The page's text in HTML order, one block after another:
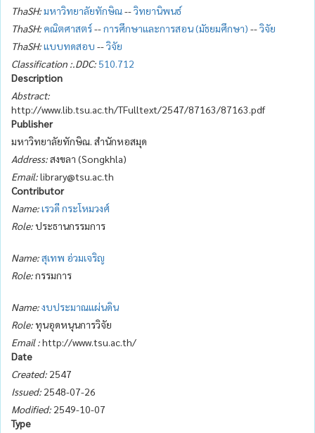
ThaSH:มหาวิทยาลัยทักษิณ--วิทยานิพนธ์
ThaSH: คณิตศาสตร์--การศึกษาและการสอน (มัธยมศึกษา) --วิจัย
ThaSH:แบบทดสอบ --วิจัย
Classification :.DDC: 510.712
Description
Abstract:
http://www.lib.tsu.ac.th/TFulltext/2547/87163/87163.pdf
Publisher
มหาวิทยาลัยทักษิณ. สำนักหอสมุด
Address:สงขลา (Songkhla)
Email:library@tsu.ac.th
Contributor
Name:เรวดี กระโหมวงศ์
Role:ประธานกรรมการ
Name:สุเทพ อ่วมเจริญ
Role:กรรมการ
Name:งบประมาณแผ่นดิน
Role:ทุนอุดหนุนการวิจัย
Email :http://www.tsu.ac.th/
Date
Created: 2547
Issued: 2548-07-26
Modified: 2549-10-07
Type